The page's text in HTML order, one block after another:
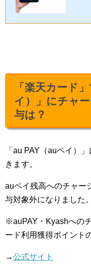
「楽天カード
イ）」にチャ
与は？
「au PAY（auペイ）
きます。
auペイ残高へのチャー
与対象外になりました。
※auPAY・Kyashへの
ード利用獲得ポイント
→公式サイト